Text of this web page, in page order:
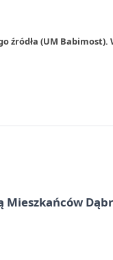
(UM Babimost).
Mieszkańców